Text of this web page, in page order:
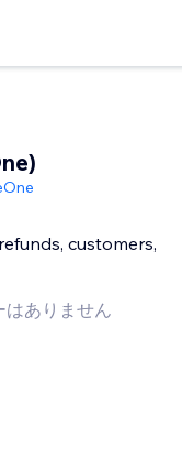
customers,
はありません